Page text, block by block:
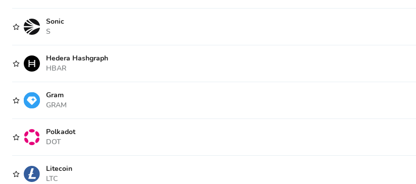
Sonic
S
Hedera Hashgraph
HBAR
Gram
GRAM
Polkadot
DOT
Litecoin
LTC